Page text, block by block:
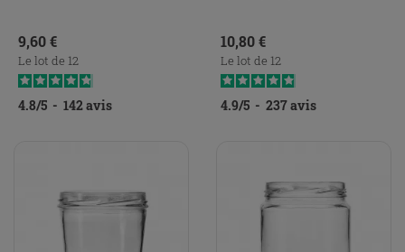
Prix
9,60 €
Le lot de 12
4.8/5 - 142avis
Prix
10,80 €
Le lot de 12
4.9/5 - 237avis